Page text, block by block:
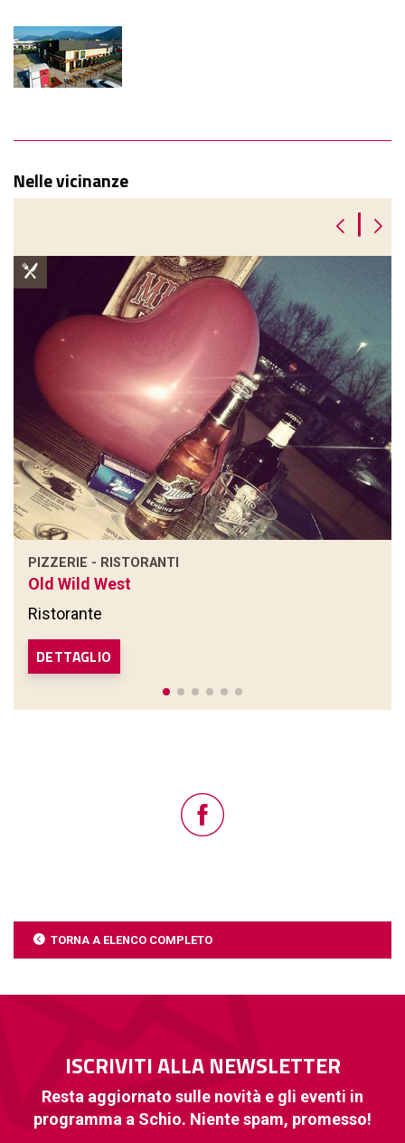
Nelle vicinanze
PIZZERIE - RISTORANTI
Old Wild West
Ristorante
DETTAGLIO
|
TORNA A ELENCO COMPLETO
ISCRIVITI ALLA NEWSLETTER
Resta aggiornato sulle novità e gli eventi in
programma a Schio. Niente spam, promesso!